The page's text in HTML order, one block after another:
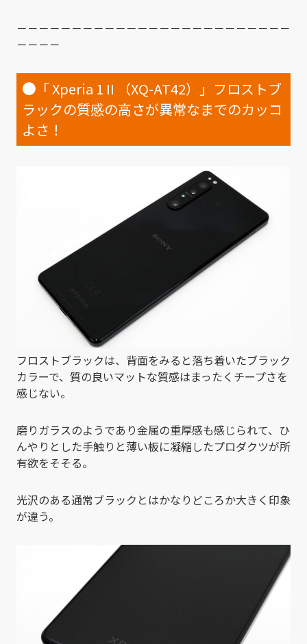
－－－－－－－－－－－－－－－－－－－－－－－－－
－－－－
● 「 Xperia 1 II （XQ-AT42）」フロストブ
ラックの質感の高さが異常なまでのカッコ
よさ！
フロストブラックは、背面をみると落ち着いたブラック
カラーで、質の良いマットな質感はまったくチープさを
感じない。
磨りガラスのようであり金属の重厚感も感じられて、ひ
んやりとした手触りと薄い板に凝縮したプロダクツが所
有欲をそそる。
光沢のある通常ブラックとはかなりどころか大きく印象
が違う。